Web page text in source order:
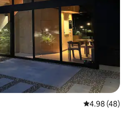
レビュー48
4.98 (48)